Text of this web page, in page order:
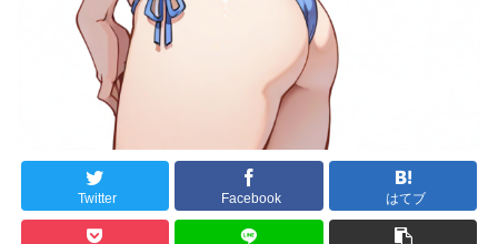
Twitter Facebook はてブ